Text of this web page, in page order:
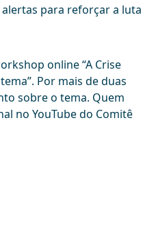
para reforçar a luta
online “A Crise
Por mais de duas
sobre o tema. Quem
no YouTube do Comitê